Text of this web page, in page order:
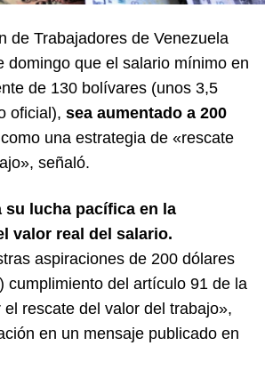
de Trabajadores de Venezuela
domingo que el salario mínimo en
de 130 bolívares (unos 3,5
oficial), sea aumentado a 200
una estrategia de «rescate
señaló.
su lucha pacífica en la
valor real del salario.
aspiraciones de 200 dólares
cumplimiento del artículo 91 de la
rescate del valor del trabajo»,
en un mensaje publicado en